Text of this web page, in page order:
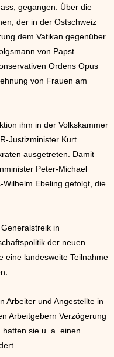
gegangen. Über die
der in der Ostschweiz
dem Vatikan gegenüber
von Papst
Ordens Opus
von Frauen am
ihm in der Volkskammer
Justizminister Kurt
ausgetreten. Damit
Peter-Michael
Ebeling gefolgt, die
in
der neuen
eine landesweite Teilnahme
Arbeiter und Angestellte in
Arbeitgebern Verzögerung
sie u. a. einen